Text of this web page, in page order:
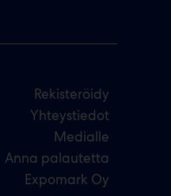
Rekisteröidy
Yhteystiedot
Medialle
Anna palautetta
Expomark Oy